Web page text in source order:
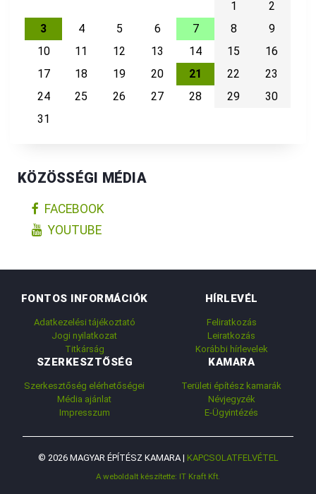
1
2
3
4 5 6 7 8
9
10
11 12 13 14 15
16
17
18 19 20 21 22
23
24
25 26 27 28 29
30
31
KÖZÖSSÉGI MÉDIA
FACEBOOK
YOUTUBE
FONTOS INFORMÁCIÓK
Adatkezelési tájékoztató
Jogi nyilatkozat
Titkárság
HÍRLEVÉL
Feliratkozás
Leiratkozás
Korábbi hírlevelek
SZERKESZTŐSÉG
Szerkesztőség elérhetőségei
Média ajánlat
Impresszum
KAMARA
Területi építész kamarák
Névjegyzék
E-Ügyintézés
© 2026 MAGYAR ÉPÍTÉSZ KAMARA | KAPCSOLATFELVÉTEL
A weboldalt készítette: IT Kraft Kft.